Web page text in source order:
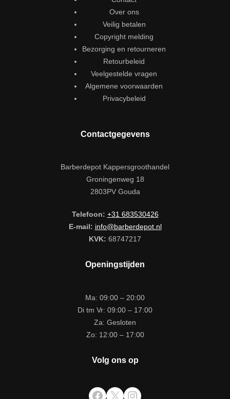
Over ons
Veilig betalen
Copyright melding
Bezorging en retourneren
Retourbeleid
Veelgestelde vragen
Algemene voorwaarden
Privacybeleid
Contactgegevens
Barberdepot Kappersgroothandel
Groningenweg 18
2803PV Gouda
Telefoon: +31 683530426
E-mail: info@barberdepot.nl
KVK: 68747217
Openingstijden
Ma: 09:00 – 20:00
Di tm Vr: 09:00 – 17:00
Za: Gesloten
Zo: 12:00 – 17:00
Volg ons op